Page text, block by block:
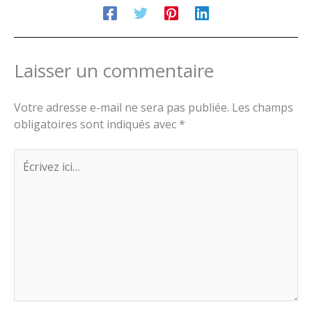
Laisser un commentaire
Votre adresse e-mail ne sera pas publiée. Les champs
obligatoires sont indiqués avec *
Écrivez
ici…